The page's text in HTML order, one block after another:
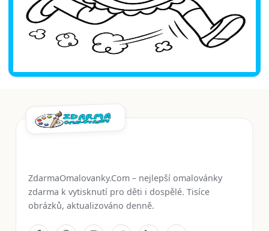
ZdarmaOmalovanky.Com – nejlepší omalovánky
zdarma k vytisknutí pro děti i dospělé. Tisíce
obrázků, aktualizováno denně.